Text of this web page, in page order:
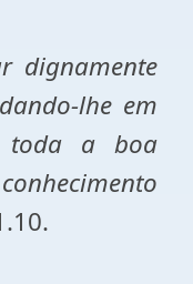
dignamente
lhe em
toda a boa